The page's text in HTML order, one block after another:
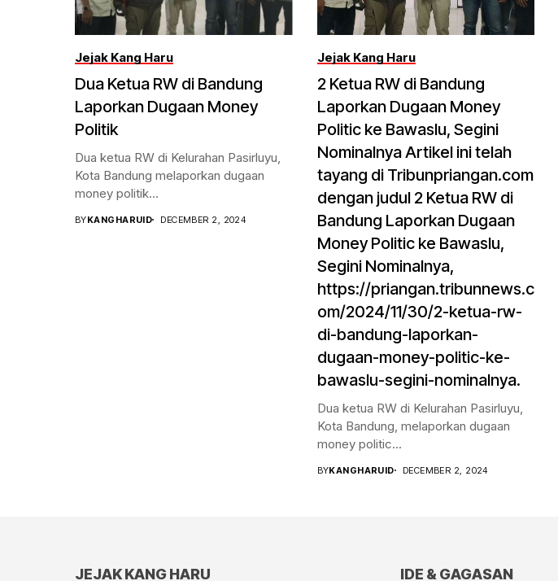
Jejak Kang Haru
Dua Ketua RW di Bandung
Laporkan Dugaan Money
Politik
Dua ketua RW di Kelurahan Pasirluyu,
Kota Bandung melaporkan dugaan
money politik...
BYKANGHARUID DECEMBER 2, 2024
Jejak Kang Haru
2 Ketua RW di Bandung
Laporkan Dugaan Money
Politic ke Bawaslu, Segini
Nominalnya Artikel ini telah
tayang di Tribunpriangan.com
dengan judul 2 Ketua RW di
Bandung Laporkan Dugaan
Money Politic ke Bawaslu,
Segini Nominalnya,
https://priangan.tribunnews.c
om/2024/11/30/2-ketua-rw-
di-bandung-laporkan-
dugaan-money-politic-ke-
bawaslu-segini-nominalnya.
Dua ketua RW di Kelurahan Pasirluyu,
Kota Bandung, melaporkan dugaan
money politic...
BYKANGHARUID DECEMBER 2, 2024
JEJAK KANG HARU IDE & GAGASAN